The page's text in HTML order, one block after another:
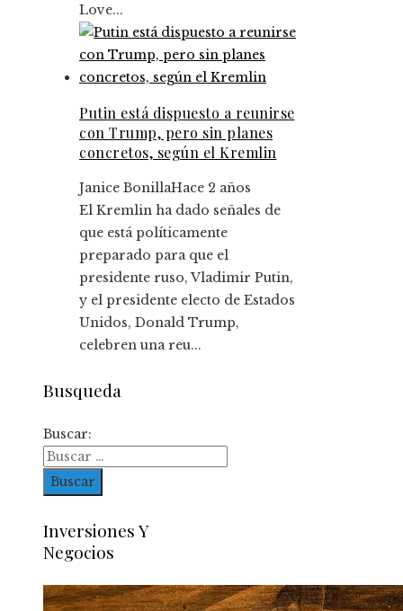
Love...
Putin está dispuesto a reunirse
con Trump, pero sin planes
concretos, según el Kremlin
Janice BonillaHace 2 años
El Kremlin ha dado señales de
que está políticamente
preparado para que el
presidente ruso, Vladimir Putin,
y el presidente electo de Estados
Unidos, Donald Trump,
celebren una reu...
Busqueda
Buscar:
Inversiones Y
Negocios